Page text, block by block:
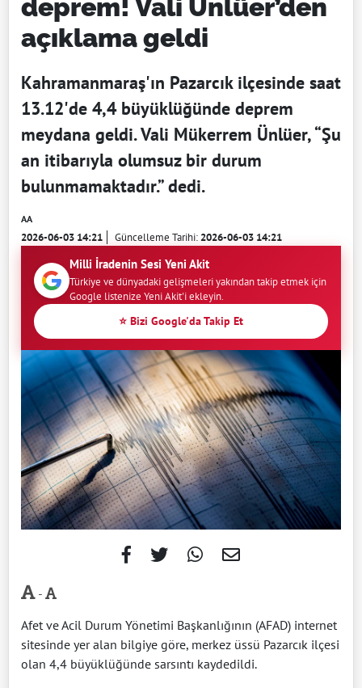
deprem! Vali Ünlüer’den
açıklama geldi
Kahramanmaraş'ın Pazarcık ilçesinde saat
13.12'de 4,4 büyüklüğünde deprem
meydana geldi. Vali Mükerrem Ünlüer, “Şu
an itibarıyla olumsuz bir durum
bulunmamaktadır.” dedi.
AA
2026-06-03 14:21 Güncelleme Tarihi:2026-06-03 14:21
Milli İradenin Sesi Yeni Akit
Türkiye ve dünyadaki gelişmeleri yakından takip etmek için
Google listenize Yeni Akit'i ekleyin.
⭐ Bizi Google'da Takip Et
-
Afet ve Acil Durum Yönetimi Başkanlığının (AFAD) internet
sitesinde yer alan bilgiye göre, merkez üssü Pazarcık ilçesi
olan 4,4 büyüklüğünde sarsıntı kaydedildi.